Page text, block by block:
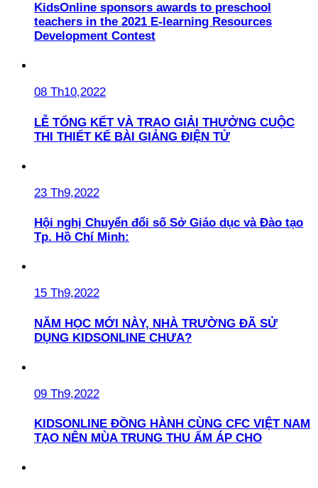
KidsOnline sponsors awards to preschool
teachers in the 2021 E-learning Resources
Development Contest
08 Th10,2022
LỄ TỔNG KẾT VÀ TRAO GIẢI THƯỞNG CUỘC
THI THIẾT KẾ BÀI GIẢNG ĐIỆN TỬ
23 Th9,2022
Hội nghị Chuyển đổi số Sở Giáo dục và Đào tạo
Tp. Hồ Chí Minh:
15 Th9,2022
NĂM HỌC MỚI NÀY, NHÀ TRƯỜNG ĐÃ SỬ
DỤNG KIDSONLINE CHƯA?
09 Th9,2022
KIDSONLINE ĐỒNG HÀNH CÙNG CFC VIỆT NAM
TẠO NÊN MÙA TRUNG THU ẤM ÁP CHO